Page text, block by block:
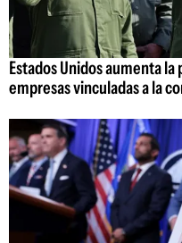
Estados Unidos aumenta
empresas vinculadas a la